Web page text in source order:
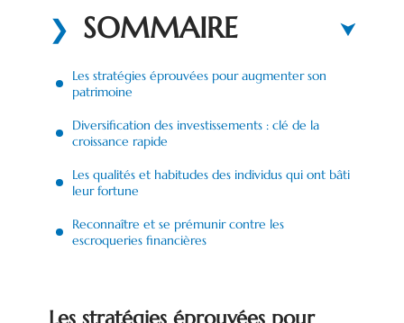
SOMMAIRE
Les stratégies éprouvées pour augmenter son
patrimoine
Diversification des investissements : clé de la
croissance rapide
Les qualités et habitudes des individus qui ont bâti
leur fortune
Reconnaître et se prémunir contre les
escroqueries financières
Les stratégies éprouvées pour